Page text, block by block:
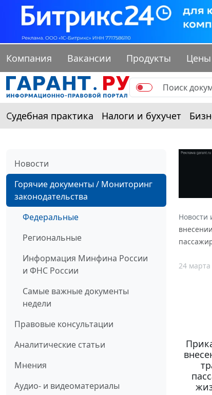
Компания Вакансии Продукты Цены
Судебная практика Налоги и бухучет
Новости
Горячие документы / Мониторинг
законодательства
Федеральные
Региональные
Информация Минфина России
и ФНС России
Самые важные документы
недели
Правовые консультации
Аналитические статьи
Мнения
Аудио- и видеоматериалы
Новости
24 марта